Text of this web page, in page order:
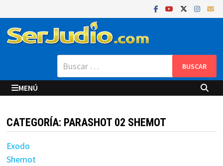
al
contenido
Buscar:
MENÚ
CATEGORÍA: PARASHOT 02 SHEMOT
Exodo
Shemot